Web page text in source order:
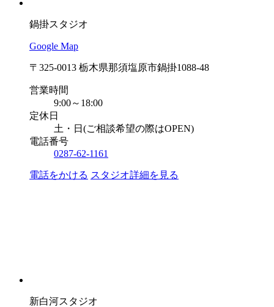
鍋掛スタジオ
Google Map
〒325-0013 栃木県那須塩原市鍋掛1088-48
営業時間
9:00～18:00
定休日
土・日(ご相談希望の際はOPEN)
電話番号
0287-62-1161
電話をかける スタジオ詳細を見る
新白河スタジオ